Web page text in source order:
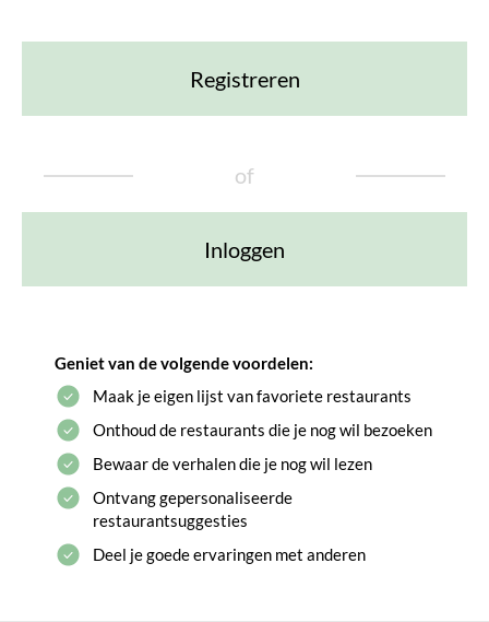
Registreren
of
Inloggen
Geniet van de volgende voordelen:
Maak je eigen lijst van favoriete restaurants
Onthoud de restaurants die je nog wil bezoeken
Bewaar de verhalen die je nog wil lezen
Ontvang gepersonaliseerde
restaurantsuggesties
Deel je goede ervaringen met anderen